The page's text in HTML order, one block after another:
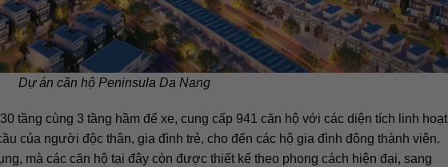
Dự án căn hộ Peninsula Da Nang
tầng cùng 3 tầng hầm để xe, cung cấp 941 căn hộ với các diện tích linh hoạt
của người độc thân, gia đình trẻ, cho đến các hộ gia đình đông thành viên.
mà các căn hộ tại đây còn được thiết kế theo phong cách hiện đại, sang